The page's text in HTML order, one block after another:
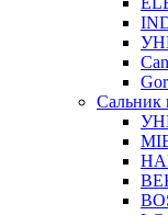
Сальник